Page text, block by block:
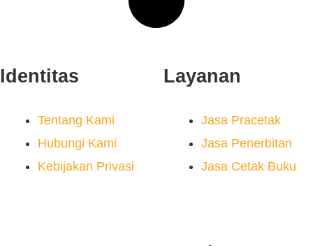
Identitas
Tentang Kami
Hubungi Kami
Kebijakan Privasi
Layanan
Jasa Pracetak
Jasa Penerbitan
Jasa Cetak Buku